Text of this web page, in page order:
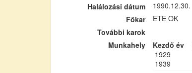
Halálozási dátum
1990.12.30.
Főkar
ETE OK
További karok
Munkahely
Kezdő év
1929
1939